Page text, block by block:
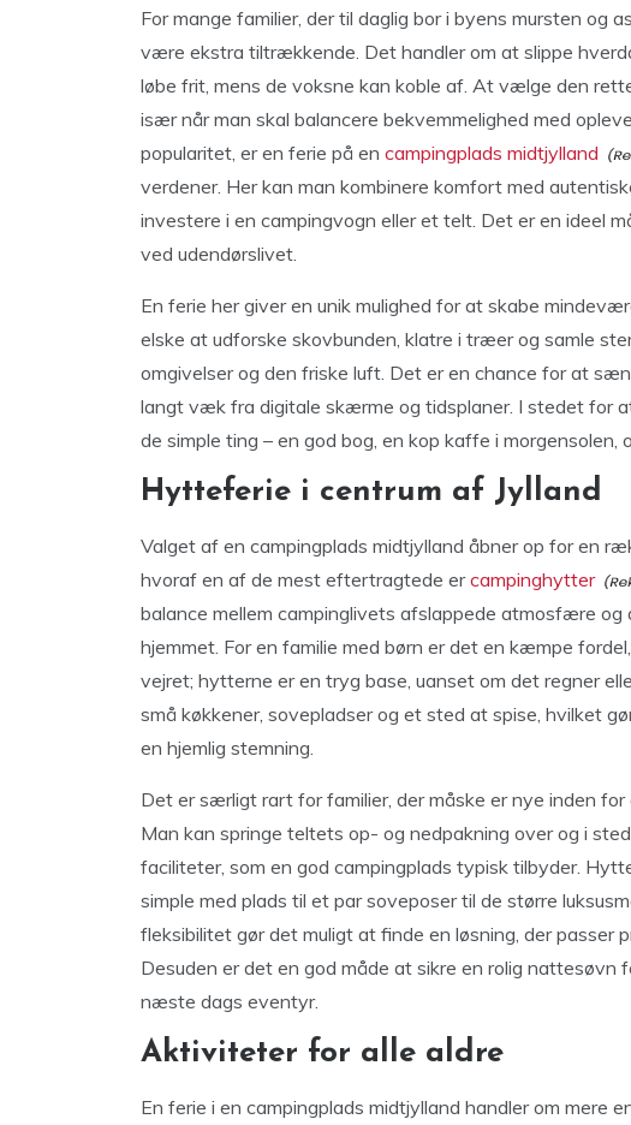
For mange familier, der til daglig bor i byens mursten
være ekstra tiltrækkende. Det handler om at slippe
løbe frit, mens de voksne kan koble af. At vælge den
især når man skal balancere bekvemmelighed med
popularitet, er en ferie på en campingplads midtjylland
verdener. Her kan man kombinere komfort med
investere i en campingvogn eller et telt. Det er en ideel
ved udendørslivet.
En ferie her giver en unik mulighed for at skabe
elske at udforske skovbunden, klatre i træer og samle
omgivelser og den friske luft. Det er en chance for at
langt væk fra digitale skærme og tidsplaner. I stedet for
de simple ting – en god bog, en kop kaffe i morgensolen,
Hytteferie i centrum af Jylland
Valget af en campingplads midtjylland åbner op for en
hvoraf en af de mest eftertragtede ercampinghytter
balance mellem campinglivets afslappede atmosfære og
hjemmet. For en familie med børn er det en kæmpe
vejret; hytterne er en tryg base, uanset om det regner
små køkkener, sovepladser og et sted at spise, hvilket
en hjemlig stemning.
Det er særligt rart for familier, der måske er nye inden
Man kan springe teltets op- og nedpakning over og i
faciliteter, som en god campingplads typisk tilbyder.
simple med plads til et par soveposer til de større
fleksibilitet gør det muligt at finde en løsning, der passer
Desuden er det en god måde at sikre en rolig nattesøvn
næste dags eventyr.
Aktiviteter for alle aldre
En ferie i en campingplads midtjylland handler om mere